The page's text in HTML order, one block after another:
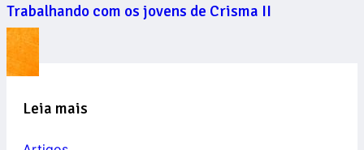
Trabalhando com os jovens de Crisma II
Leia mais